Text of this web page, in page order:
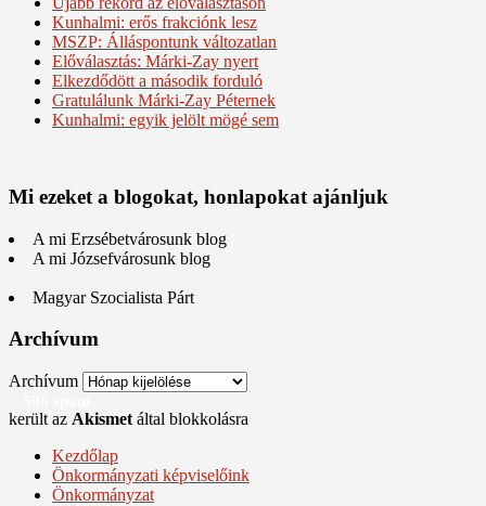
Kunhalmi: erős frakciónk lesz
MSZP: Álláspontunk változatlan
Előválasztás: Márki-Zay nyert
Elkezdődött a második forduló
Gratulálunk Márki-Zay Péternek
Kunhalmi: egyik jelölt mögé sem
Mi ezeket a blogokat, honlapokat ajánljuk
A mi Erzsébetvárosunk blog
A mi Józsefvárosunk blog
Magyar Szocialista Párt
Archívum
Archívum
került az Akismet által blokkolásra
Kezdőlap
Önkormányzati képviselőink
Önkormányzat